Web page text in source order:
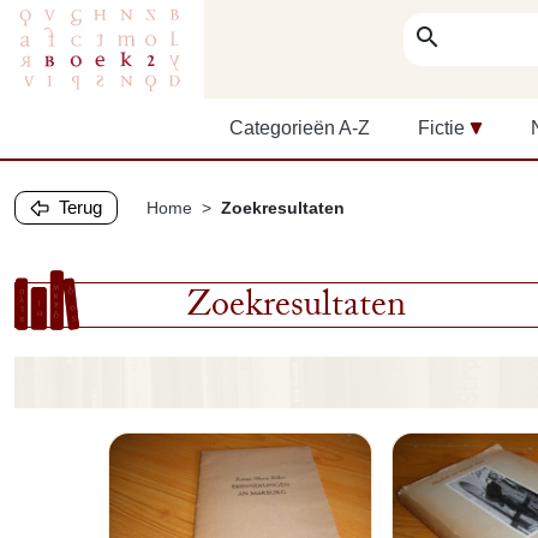
search
Categorieën A-Z Fictie
Terug Home Zoekresultaten
Zoekresultaten